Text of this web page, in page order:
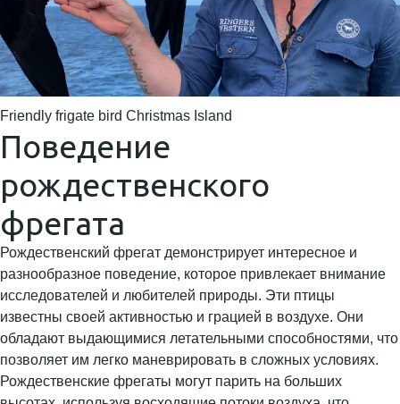
Friendly frigate bird Christmas Island
Поведение
рождественского
фрегата
Рождественский фрегат демонстрирует интересное и
разнообразное поведение, которое привлекает внимание
исследователей и любителей природы. Эти птицы
известны своей активностью и грацией в воздухе. Они
обладают выдающимися летательными способностями, что
позволяет им легко маневрировать в сложных условиях.
Рождественские фрегаты могут парить на больших